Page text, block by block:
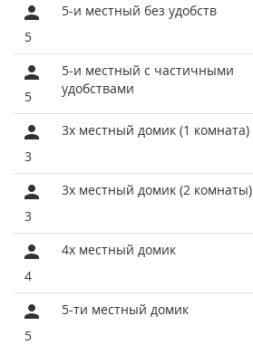
5
5-и местный без удобств
5
5-и местный с частичными
удобствами
3
3х местный домик (1 комната)
3
3х местный домик (2 комнаты)
4
4х местный домик
5
5-ти местный домик